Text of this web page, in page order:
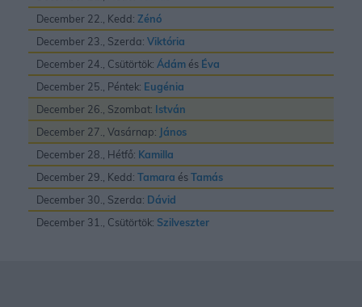
December 22., Kedd: Zénó
December 23., Szerda: Viktória
December 24., Csütörtök: Ádám és Éva
December 25., Péntek: Eugénia
December 26., Szombat: István
December 27., Vasárnap: János
December 28., Hétfő: Kamilla
December 29., Kedd: Tamara ésTamás
December 30., Szerda: Dávid
December 31., Csütörtök: Szilveszter